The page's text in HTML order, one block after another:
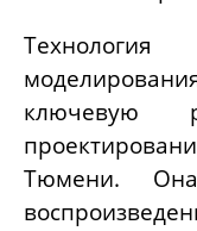
ключевую
Тюмени.